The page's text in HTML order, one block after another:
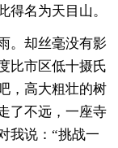
得名为天目山。
。却丝毫没有影
比市区低十摄氏
，高大粗壮的树
了不远，一座寺
我说：“挑战一